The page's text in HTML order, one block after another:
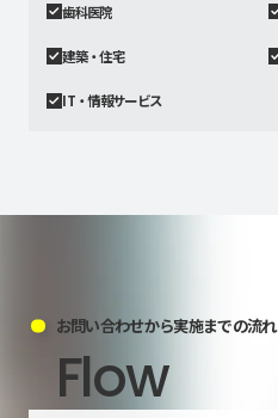
歯科医院
建築・住宅
IT・情報サービス
お問い合わせから実施までの流れ
Flow